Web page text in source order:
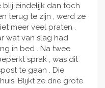
blij eindelijk dan toch
terug te zijn , werd ze
meer veel praten .
wat van slag had
in bed . Na twee
sprak , was dit
te gaan . Die
Blijkt ze drie grote